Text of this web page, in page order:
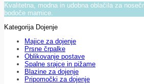
Kvalitetna, modna in udobna oblačila za
bodoče mamice.
Kategorija Dojenje
Majice za dojenje
Prsne črpalke
Oblikovanje postave
Spalne srajce in pižame
Blazine za dojenje
Pripomočki za dojenje